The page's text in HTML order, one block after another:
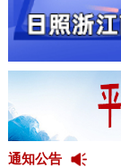
通知公告